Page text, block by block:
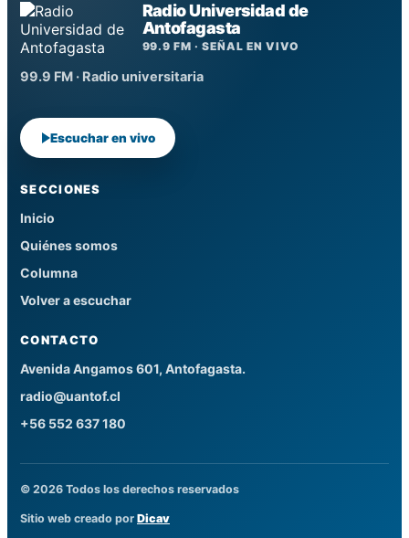
Radio Universidad de
Antofagasta
99.9 FM · SEÑAL EN VIVO
99.9 FM · Radio universitaria
Escuchar en vivo
SECCIONES
Inicio
Quiénes somos
Columna
Volver a escuchar
CONTACTO
Avenida Angamos 601, Antofagasta.
radio@uantof.cl
+56 552 637 180
© 2026 Todos los derechos reservados
Sitio web creado por Dicav